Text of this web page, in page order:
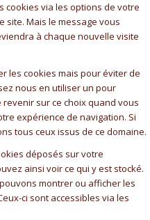
via les options de votre
site. Mais le message vous
à chaque nouvelle visite
les cookies mais pour éviter de
nous en utiliser un pour
sur ce choix quand vous
expérience de navigation. Si
tous ceux issus de ce domaine.
déposés sur votre
ainsi voir ce qui y est stocké.
montrer ou afficher les
ci sont accessibles via les